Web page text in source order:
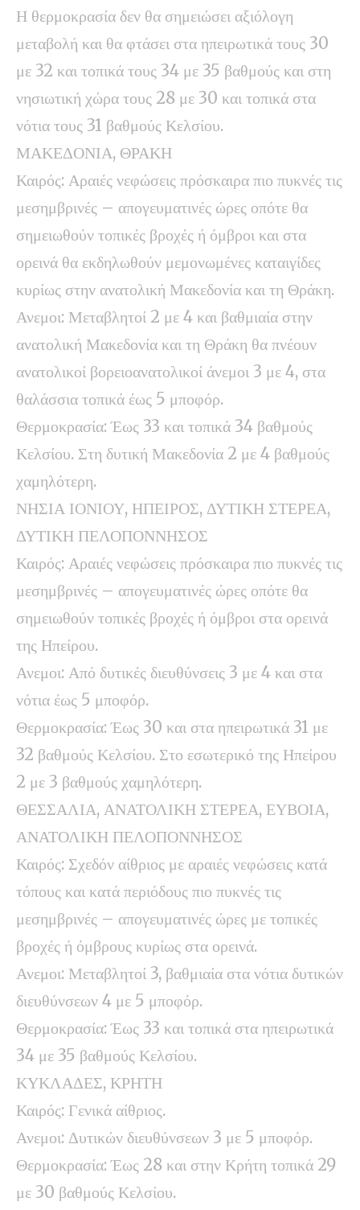
Η θερμοκρασία δεν θα σημειώσει αξιόλογη
μεταβολή και θα φτάσει στα ηπειρωτικά τους 30
με 32 και τοπικά τους 34 με 35 βαθμούς και στη
νησιωτική χώρα τους 28 με 30 και τοπικά στα
νότια τους 31 βαθμούς Κελσίου.
ΜΑΚΕΔΟΝΙΑ, ΘΡΑΚΗ
Καιρός: Αραιές νεφώσεις πρόσκαιρα πιο πυκνές τις
μεσημβρινές – απογευματινές ώρες οπότε θα
σημειωθούν τοπικές βροχές ή όμβροι και στα
ορεινά θα εκδηλωθούν μεμονωμένες καταιγίδες
κυρίως στην ανατολική Μακεδονία και τη Θράκη.
Ανεμοι: Μεταβλητοί 2 με 4 και βαθμιαία στην
ανατολική Μακεδονία και τη Θράκη θα πνέουν
ανατολικοί βορειοανατολικοί άνεμοι 3 με 4, στα
θαλάσσια τοπικά έως 5 μποφόρ.
Θερμοκρασία: Έως 33 και τοπικά 34 βαθμούς
Κελσίου. Στη δυτική Μακεδονία 2 με 4 βαθμούς
χαμηλότερη.
ΝΗΣΙΑ ΙΟΝΙΟΥ, ΗΠΕΙΡΟΣ, ΔΥΤΙΚΗ ΣΤΕΡΕΑ,
ΔΥΤΙΚΗ ΠΕΛΟΠΟΝΝΗΣΟΣ
Καιρός: Αραιές νεφώσεις πρόσκαιρα πιο πυκνές τις
μεσημβρινές – απογευματινές ώρες οπότε θα
σημειωθούν τοπικές βροχές ή όμβροι στα ορεινά
της Ηπείρου.
Ανεμοι: Από δυτικές διευθύνσεις 3 με 4 και στα
νότια έως 5 μποφόρ.
Θερμοκρασία: Έως 30 και στα ηπειρωτικά 31 με
32 βαθμούς Κελσίου. Στο εσωτερικό της Ηπείρου
2 με 3 βαθμούς χαμηλότερη.
ΘΕΣΣΑΛΙΑ, ΑΝΑΤΟΛΙΚΗ ΣΤΕΡΕΑ, ΕΥΒΟΙΑ,
ΑΝΑΤΟΛΙΚΗ ΠΕΛΟΠΟΝΝΗΣΟΣ
Καιρός: Σχεδόν αίθριος με αραιές νεφώσεις κατά
τόπους και κατά περιόδους πιο πυκνές τις
μεσημβρινές – απογευματινές ώρες με τοπικές
βροχές ή όμβρους κυρίως στα ορεινά.
Ανεμοι: Μεταβλητοί 3, βαθμιαία στα νότια δυτικών
διευθύνσεων 4 με 5 μποφόρ.
Θερμοκρασία: Έως 33 και τοπικά στα ηπειρωτικά
34 με 35 βαθμούς Κελσίου.
ΚΥΚΛΑΔΕΣ, ΚΡΗΤΗ
Καιρός: Γενικά αίθριος.
Ανεμοι: Δυτικών διευθύνσεων 3 με 5 μποφόρ.
Θερμοκρασία: Έως 28 και στην Κρήτη τοπικά 29
με 30 βαθμούς Κελσίου.